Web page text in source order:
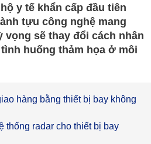
y tế khẩn cấp đầu tiên
tựu công nghệ mang
sẽ thay đổi cách nhân
huống thảm họa ở môi
hàng bằng thiết bị bay không
thống radar cho thiết bị bay